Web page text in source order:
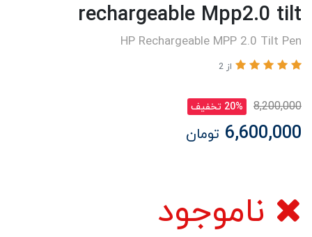
rechargeable Mpp2.0 tilt
HP Rechargeable MPP 2.0 Tilt Pen
از 2
8,200,000 20% تخفیف
6,600,000 تومان
ناموجود